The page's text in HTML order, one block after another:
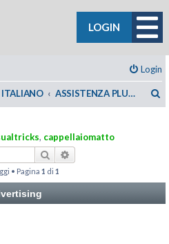
LOGIN
Login
ITALIANO ASSISTENZA PLUGIN C4DZONE
, cappellaiomatto
Cerca
• Pagina 1 di 1